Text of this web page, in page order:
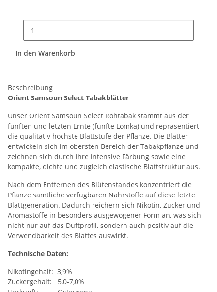
In den Warenkorb
Beschreibung
Orient Samsoun Select Tabakblätter
Unser Orient Samsoun Select Rohtabak stammt aus der
fünften und letzten Ernte (fünfte Lomka) und repräsentiert
die qualitativ höchste Blattstufe der Pflanze. Die Blätter
entwickeln sich im obersten Bereich der Tabakpflanze und
zeichnen sich durch ihre intensive Färbung sowie eine
kompakte, dichte und zugleich elastische Blattstruktur aus.
Nach dem Entfernen des Blütenstandes konzentriert die
Pflanze sämtliche verfügbaren Nährstoffe auf diese letzte
Blattgeneration. Dadurch reichern sich Nikotin, Zucker und
Aromastoffe in besonders ausgewogener Form an, was sich
nicht nur auf das Duftprofil, sondern auch positiv auf die
Verwendbarkeit des Blattes auswirkt.
Technische Daten:
Nikotingehalt: 3,9%
Zuckergehalt: 5,0-7,0%